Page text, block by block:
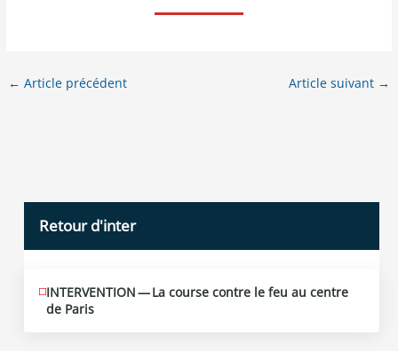
← Article précédent Article suivant →
Retour d'inter
JUIN
12
2026
INTERVENTION — La course contre le feu au centre
de Paris